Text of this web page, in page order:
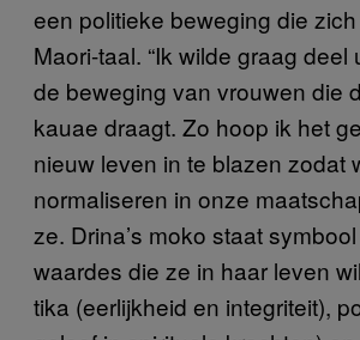
een politieke beweging die
Maori-taal. “Ik wilde graag deel
de beweging van vrouwen die
kauae draagt. Zo hoop ik het
nieuw leven in te blazen zodat
normaliseren in onze
ze. Drina’s moko staat
waardes die ze in haar leven
tika (eerlijkheid en integriteit),